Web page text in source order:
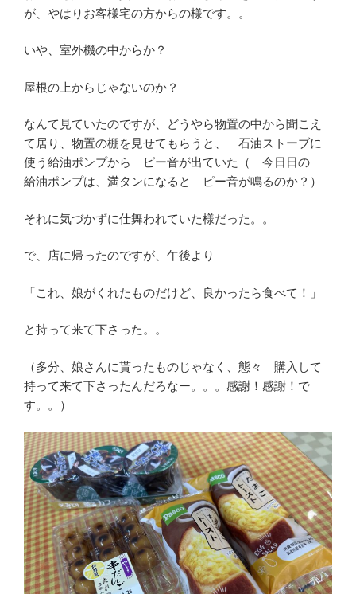
が、やはりお客様宅の方からの様です。。
いや、室外機の中からか？
屋根の上からじゃないのか？
なんて見ていたのですが、どうやら物置の中から聞こえ
て居り、物置の棚を見せてもらうと、 石油ストーブに
使う給油ポンプから ピー音が出ていた（ 今日日の
給油ポンプは、満タンになると ピー音が鳴るのか？）
それに気づかずに仕舞われていた様だった。。
で、店に帰ったのですが、午後より
「これ、娘がくれたものだけど、良かったら食べて！」
と持って来て下さった。。
（多分、娘さんに貰ったものじゃなく、態々 購入して
持って来て下さったんだろなー。。。感謝！感謝！で
す。。）